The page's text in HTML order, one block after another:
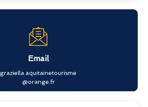
Email
graziella.aquitainetourisme
@orange.fr